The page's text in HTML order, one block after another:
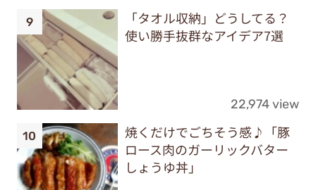
「タオル収納」どうしてる？
使い勝手抜群なアイデア7選
22,974 view
焼くだけでごちそう感♪「豚
ロース肉のガーリックバター
しょうゆ丼」